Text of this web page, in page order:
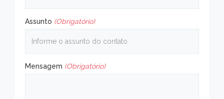
Assunto (Obrigatório)
Mensagem (Obrigatório)